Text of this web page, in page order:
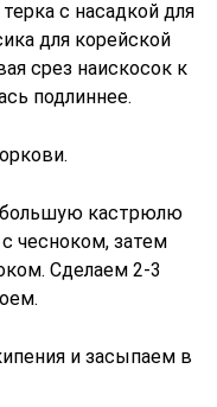
с насадкой для
для корейской
срез наискосок к
подлиннее.
кастрюлю
чесноком, затем
Сделаем 2-3
и засыпаем в